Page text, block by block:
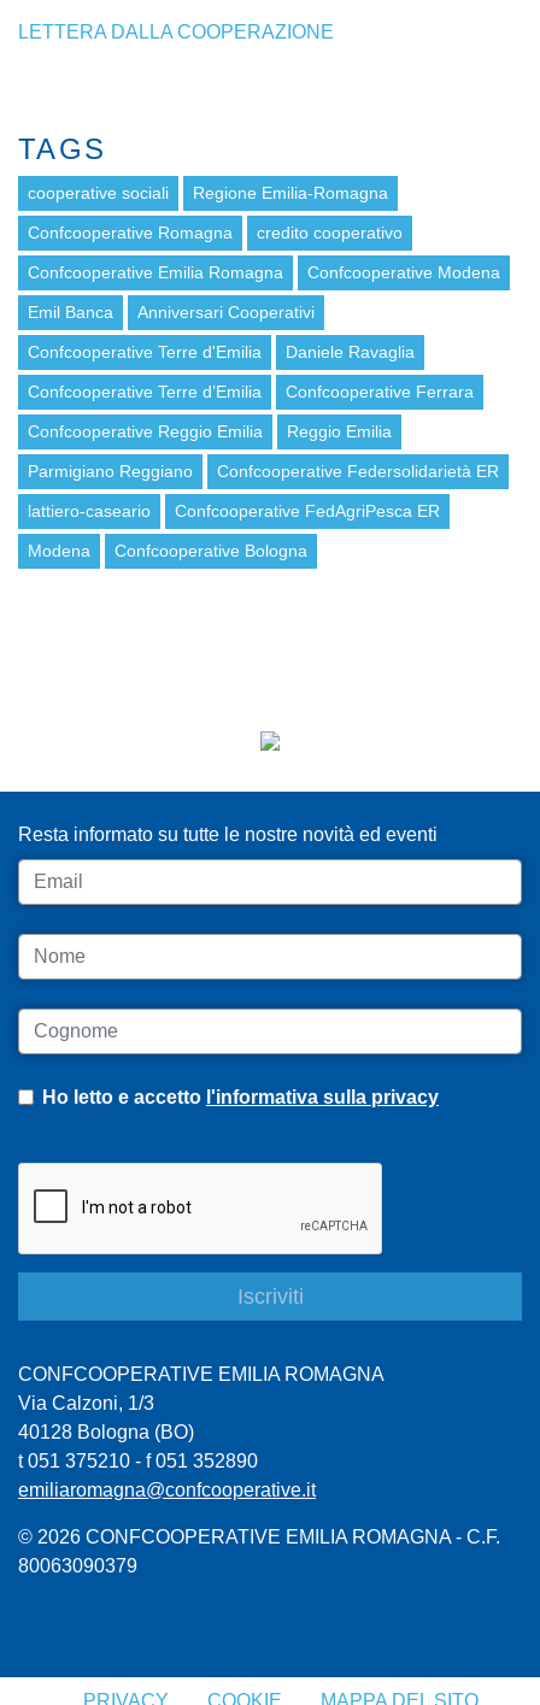
LETTERA DALLA COOPERAZIONE
TAGS
cooperative sociali Regione Emilia-Romagna
Confcooperative Romagna credito cooperativo
Confcooperative Emilia Romagna Confcooperative Modena
Emil Banca Anniversari Cooperativi
Confcooperative Terre d'Emilia Daniele Ravaglia
Confcooperative Terre d’Emilia Confcooperative Ferrara
Confcooperative Reggio Emilia Reggio Emilia
Parmigiano Reggiano Confcooperative Federsolidarietà ER
lattiero-caseario Confcooperative FedAgriPesca ER
Modena Confcooperative Bologna
Resta informato su tutte le nostre novità ed eventi
Email
Nome
Cognome
Ho letto e accetto l'informativa sulla privacy
CONFCOOPERATIVE EMILIA ROMAGNA
Via Calzoni, 1/3
40128 Bologna (BO)
t 051 375210 - f 051 352890
emiliaromagna@confcooperative.it
© 2026 CONFCOOPERATIVE EMILIA ROMAGNA - C.F.
80063090379
PRIVACY COOKIE MAPPA DEL SITO